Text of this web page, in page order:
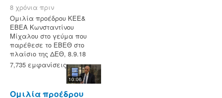
8 χρόνια πριν
Ομιλία προέδρου ΚΕΕ&
ΕΒΕΑ Κωνσταντίνου
Μίχαλου στο γεύμα που
παρέθεσε το ΕΒΕΘ στο
πλαίσιο της ΔΕΘ, 8.9.18
7,735 εμφανίσεις
10:06
Ομιλία προέδρου